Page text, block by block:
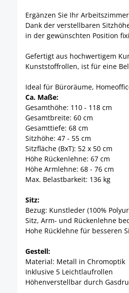
Ergänzen Sie Ihr
Dank der verstellbaren
in der gewünschten Position
Gefertigt aus hochwertigem
Kunststoffrollen, ist für eine
Ideal für Büroräume,
Ca. Maße:
Gesamthöhe: 110 - 118 cm
Gesamtbreite: 60 cm
Gesamttiefe: 68 cm
Sitzhöhe: 47 - 55 cm
Sitzfläche (BxT): 52 x 50 cm
Höhe Rückenlehne: 67 cm
Höhe Armlehne: 68 - 76 cm
Max. Belastbarkeit: 136 kg
Sitz:
Bezug: Kunstleder (100%
Sitz, Arm- und Rückenlehne
Hohe Rücklehne für besseren
Gestell:
Material: Metall in Chromoptik
Inklusive 5 Leichtlaufrollen
Höhenverstellbar durch